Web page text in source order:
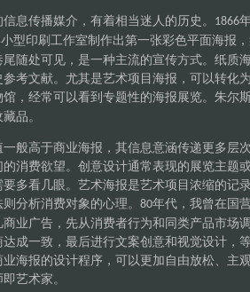
息传播媒介，有着相当迷人的历史。 1866
型印刷工作室制作出第一张彩色平面海报
随处可见，是一种主流的宣传方式。纸质
考文献。尤其是艺术项目海报，可以转化
，经常可以看到专题性的海报展览。朱尔
品。
般高于商业海报，其信息意涵传递更多层
消费欲望。创意设计通常表现的展览主题
多看几眼。艺术海报是艺术项目浓缩的记
分析消费对象的心理。 80年代，我曾在国
业广告，先从消费者行为和同类产品市场
成一致，最后进行文案创意和视觉设计，
海报的设计程序，可以更加自由放松、主
艺术家。